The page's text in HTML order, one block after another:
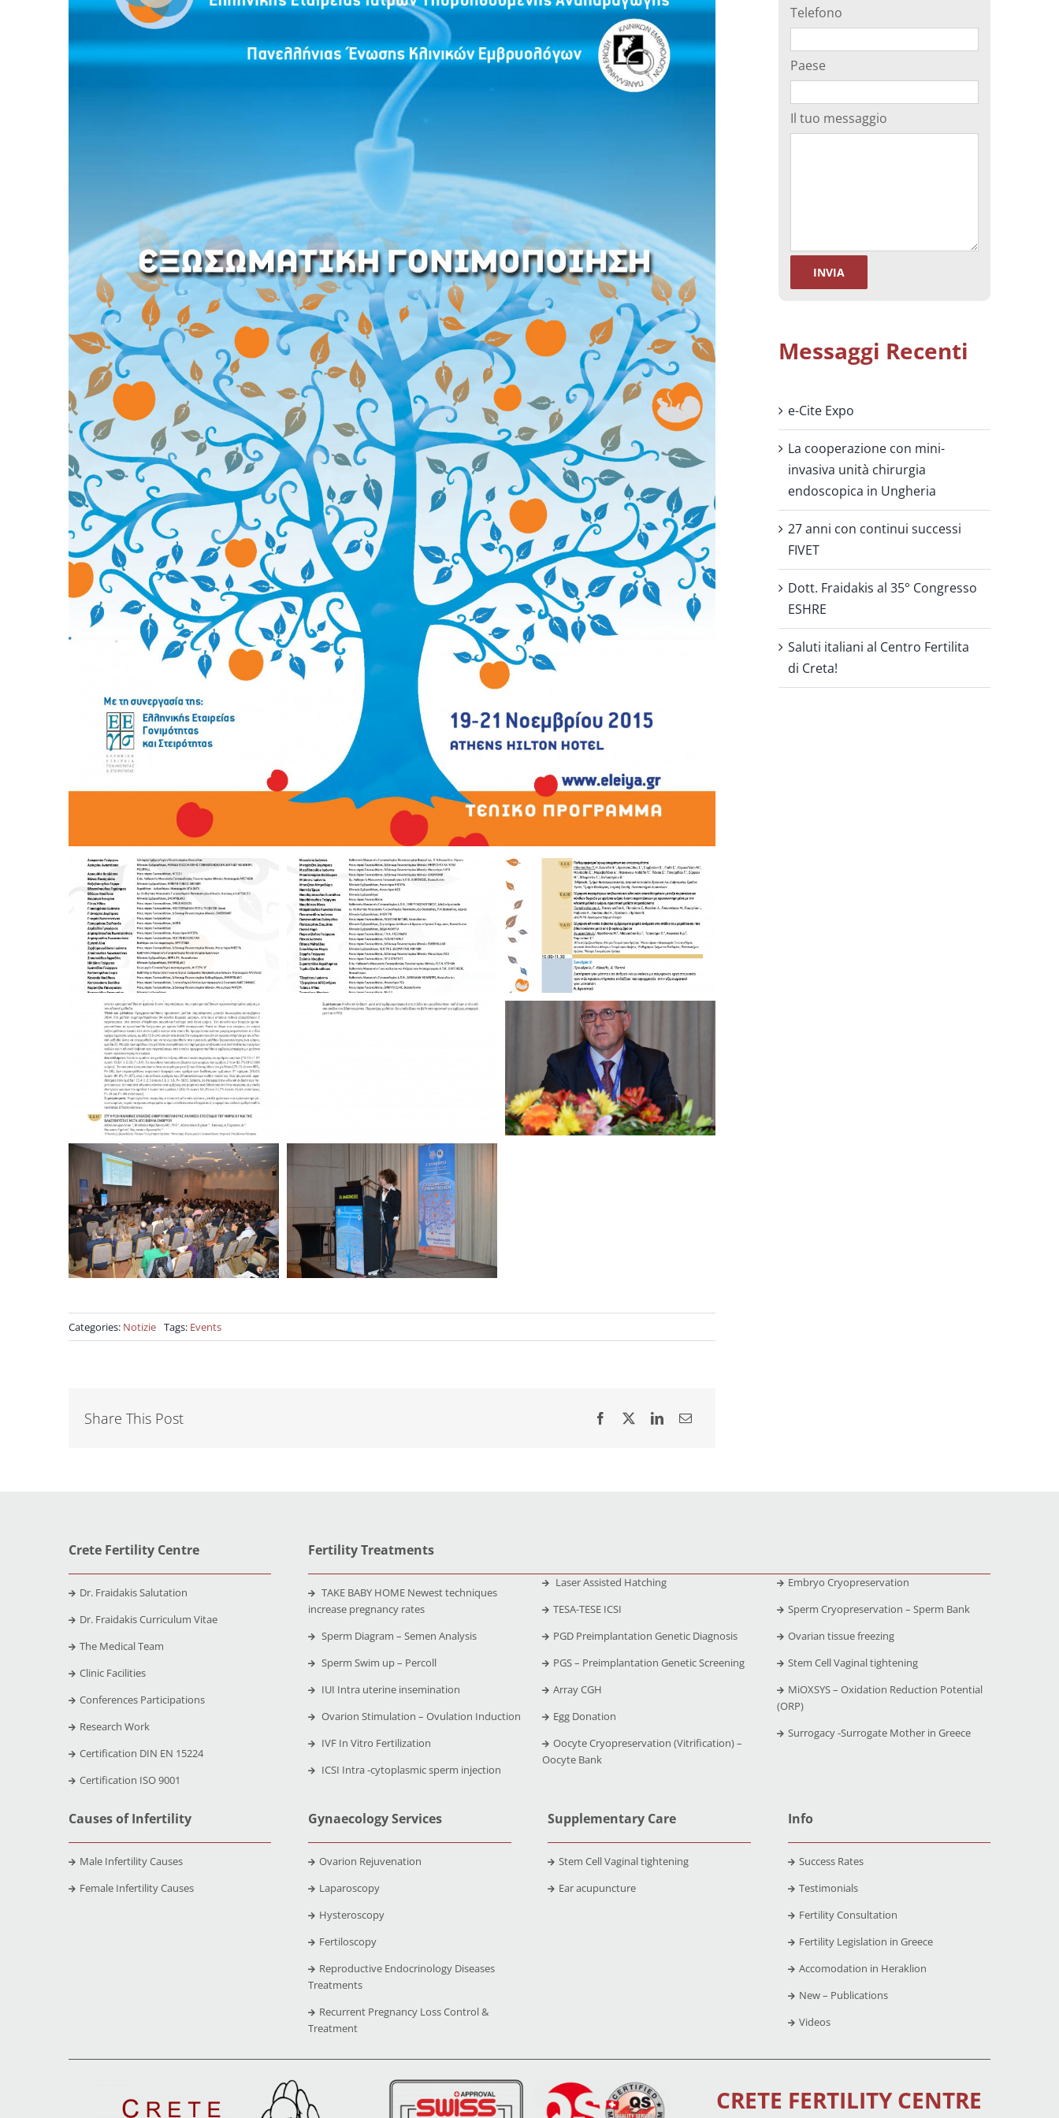
Spermodiagramma – Analisi dello
Sperma Swim up – Percoll
Misurazione dello stress ossidativo
(ORP)
Analisi molecolare di microbioma
Categories: Notizie Tags: Events
Share This Post
Telefono
Paese
Il tuo messaggio
Messaggi Recenti
e-Cite Expo
La cooperazione con mini-
invasiva unità chirurgia
endoscopica in Ungheria
27 anni con continui successi
FIVET
Dott. Fraidakis al 35° Congresso
ESHRE
Saluti italiani al Centro Fertilita
di Creta!
Crete Fertility Centre
Dr. Fraidakis Salutation
Dr. Fraidakis Curriculum Vitae
The Medical Team
Clinic Facilities
Conferences Participations
Research Work
Certification DIN EN 15224
Certification ISO 9001
Fertility Treatments
TAKE BABY HOME Newest techniques
increase pregnancy rates
Sperm Diagram – Semen Analysis
Sperm Swim up – Percoll
IUI Intra uterine insemination
Ovarion Stimulation – Ovulation Induction
IVF In Vitro Fertilization
ICSI Intra -cytoplasmic sperm injection
Laser Assisted Hatching
TESA-TESE ICSI
PGD Preimplantation Genetic Diagnosis
PGS – Preimplantation Genetic Screening
Array CGH
Egg Donation
Oocyte Cryopreservation (Vitrification) –
Oocyte Bank
Embryo Cryopreservation
Sperm Cryopreservation – Sperm Bank
Ovarian tissue freezing
Stem Cell Vaginal tightening
MiOXSYS – Oxidation Reduction Potential
(ORP)
Surrogacy -Surrogate Mother in Greece
Causes of Infertility
Male Infertility Causes
Female Infertility Causes
Gynaecology Services
Ovarion Rejuvenation
Laparoscopy
Hysteroscopy
Fertiloscopy
Reproductive Endocrinology Diseases
Treatments
Recurrent Pregnancy Loss Control &
Treatment
Supplementary Care
Stem Cell Vaginal tightening
Ear acupuncture
Info
Success Rates
Testimonials
Fertility Consultation
Fertility Legislation in Greece
Accomodation in Heraklion
New – Publications
Videos
CRETE FERTILITY CENTRE